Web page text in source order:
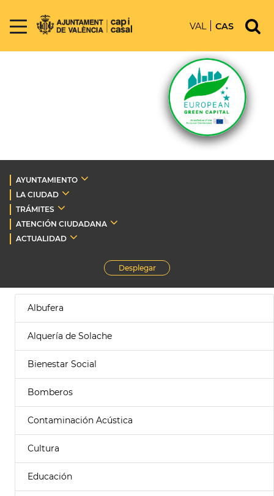
VAL CAS
AYUNTAMIENTO
LA CIUDAD
TRÁMITES
ATENCIÓN CIUDADANA
ACTUALIDAD
Desplegar
Albufera
Alquería de Solache
Bienestar Social
Bomberos
Contaminación Acústica
Cultura
Educación